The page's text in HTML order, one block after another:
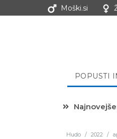
Moški.si
POPUSTI
Hudo / 2022 /